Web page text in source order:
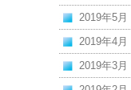
2019年5月
2019年4月
2019年3月